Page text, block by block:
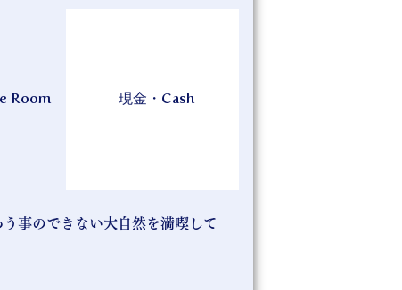
事のできない大自然を満喫して
Room 現金・Cash